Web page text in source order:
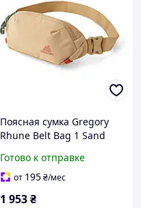
Поясная сумка Gregory
Rhune Belt Bag 1 Sand
материал регулируемый
ремень несколько карма
Готово к отправке
от 195₴/мес
1 953₴